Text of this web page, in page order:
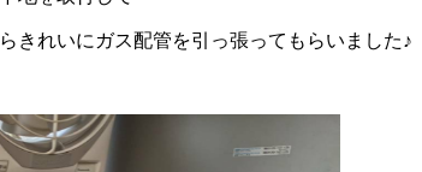
きれいにガス配管を引っ張ってもらいました♪